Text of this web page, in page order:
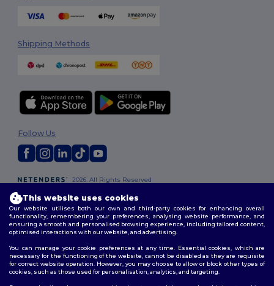
Shipping Methods
2026. All Rights Reserved
Policy|Site Map
Follow Us
This website uses cookies
Our website utilises both our own and third-party cookies for enhancing overall
functionality, remembering your preferences, analysing website performance, and
ensuring a smooth and personalised browsing experience, including tailored content,
optimised interactions with our website, and advertising.
You can manage your cookie preferences at any time. Essential cookies, which are
necessary for the functioning of the website, cannot be disabled as they are requisite
for correct website operation. However, you may choose to allow or block other types of
cookies, such as those used for personalisation, analytics, and targeting.